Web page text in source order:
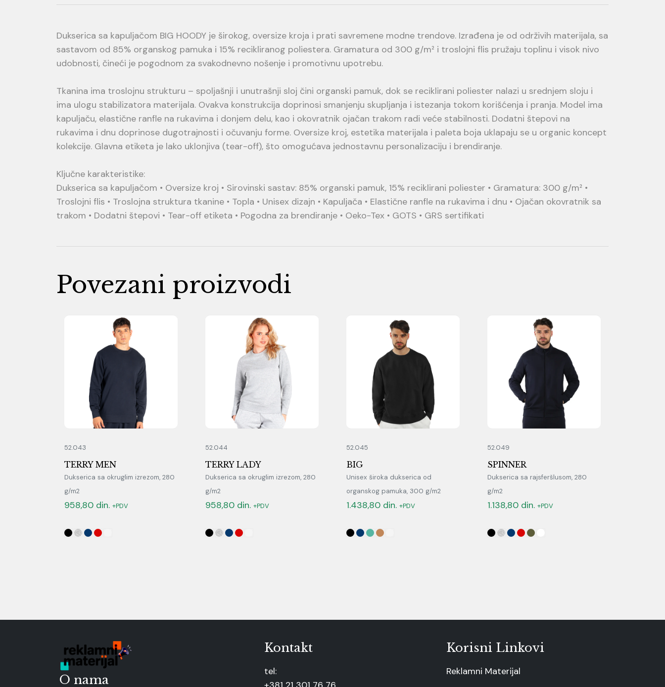
Dukserica sa kapuljačom BIG HOODY je širokog, oversize kroja i prati savremene modne trendove. Izrađena je od održivih materijala, sa
sastavom od 85% organskog pamuka i 15% recikliranog poliestera. Gramatura od 300 g/m² i troslojni flis pružaju toplinu i visok nivo
udobnosti, čineći je pogodnom za svakodnevno nošenje i promotivnu upotrebu.
Tkanina ima troslojnu strukturu – spoljašnji i unutrašnji sloj čini organski pamuk, dok se reciklirani poliester nalazi u srednjem sloju i
ima ulogu stabilizatora materijala. Ovakva konstrukcija doprinosi smanjenju skupljanja i istezanja tokom korišćenja i pranja. Model ima
kapuljaču, elastične ranfle na rukavima i donjem delu, kao i okovratnik ojačan trakom radi veće stabilnosti. Dodatni štepovi na
rukavima i dnu doprinose dugotrajnosti i očuvanju forme. Oversize kroj, estetika materijala i paleta boja uklapaju se u organic koncept
kolekcije. Glavna etiketa je lako uklonjiva (tear-off), što omogućava jednostavnu personalizaciju i brendiranje.
Ključne karakteristike:
Dukserica sa kapuljačom • Oversize kroj • Sirovinski sastav: 85% organski pamuk, 15% reciklirani poliester • Gramatura: 300 g/m² •
Troslojni flis • Troslojna struktura tkanine • Topla • Unisex dizajn • Kapuljača • Elastične ranfle na rukavima i dnu • Ojačan okovratnik sa
trakom • Dodatni štepovi • Tear-off etiketa • Pogodna za brendiranje • Oeko-Tex • GOTS • GRS sertifikati
Povezani proizvodi
52.043
TERRY MEN
Dukserica sa okruglim izrezom, 280
g/m2
958,80 din. +PDV
52.044
TERRY LADY
Dukserica sa okruglim izrezom, 280
g/m2
958,80 din. +PDV
52.045
BIG
Unisex široka dukserica od
organskog pamuka, 300 g/m2
1.438,80 din. +PDV
52.049
SPINNER
Dukserica sa rajsferšlusom, 280
g/m2
1.138,80 din. +PDV
O nama
Kontakt
tel:
Korisni Linkovi
Reklamni Materijal